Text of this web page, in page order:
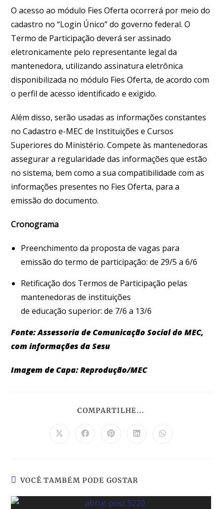
O acesso ao módulo Fies Oferta ocorrerá por meio do
cadastro no “Login Único” do governo federal. O
Termo de Participação deverá ser assinado
eletronicamente pelo representante legal da
mantenedora, utilizando assinatura eletrônica
disponibilizada no módulo Fies Oferta, de acordo com
o perfil de acesso identificado e exigido.
Além disso, serão usadas as informações constantes
no Cadastro e-MEC de Instituições e Cursos
Superiores do Ministério. Compete às mantenedoras
assegurar a regularidade das informações que estão
no sistema, bem como a sua compatibilidade com as
informações presentes no Fies Oferta, para a
emissão do documento.
Cronograma
Preenchimento da proposta de vagas para
emissão do termo de participação: de 29/5 a 6/6
Retificação dos Termos de Participação pelas
mantenedoras de instituições
de educação superior: de 7/6 a 13/6
Fonte: Assessoria de Comunicação Social do MEC,
com informações da Sesu
Imagem de Capa: Reprodução/MEC
COMPARTILHE...
VOCÊ TAMBÉM PODE GOSTAR